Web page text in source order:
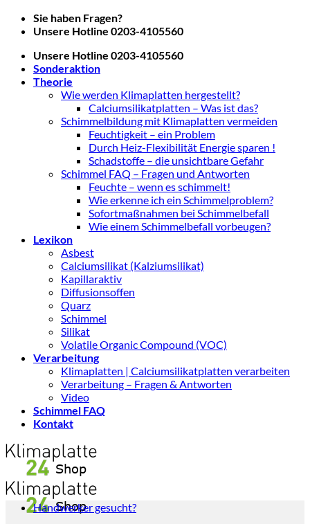
Zum
Inhalt
Sie haben Fragen?
Unsere Hotline 0203-4105560
Unsere Hotline 0203-4105560
Sonderaktion
Theorie
Wie werden Klimaplatten hergestellt?
Calciumsilikatplatten – Was ist das?
Schimmelbildung mit Klimaplatten vermeiden
Feuchtigkeit – ein Problem
Durch Heiz-Flexibilität Energie sparen !
Schadstoffe – die unsichtbare Gefahr
Schimmel FAQ – Fragen und Antworten
Feuchte – wenn es schimmelt!
Wie erkenne ich ein Schimmelproblem?
Sofortmaßnahmen bei Schimmelbefall
Wie einem Schimmelbefall vorbeugen?
Lexikon
Asbest
Calciumsilikat (Kalziumsilikat)
Kapillaraktiv
Diffusionsoffen
Quarz
Schimmel
Silikat
Volatile Organic Compound (VOC)
Verarbeitung
Klimaplatten | Calciumsilikatplatten verarbeiten
Verarbeitung – Fragen & Antworten
Video
Schimmel FAQ
Kontakt
Handwerker gesucht?